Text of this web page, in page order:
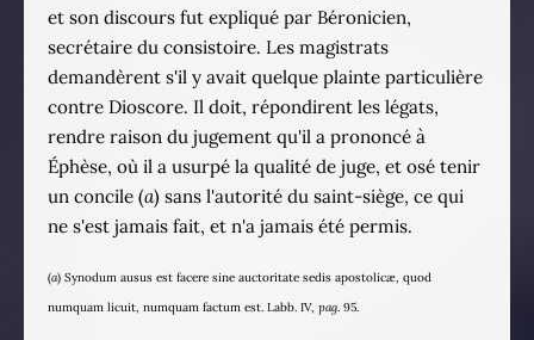
et son discours fut expliqué par Béronicien,
secrétaire du consistoire. Les magistrats
demandèrent s'il y avait quelque plainte particulière
contre Dioscore. Il doit, répondirent les légats,
rendre raison du jugement qu'il a prononcé à
Éphèse, où il a usurpé la qualité de juge, et osé tenir
un concile (a) sans l'autorité du saint-siège, ce qui
ne s'est jamais fait, et n'a jamais été permis.
(a) Synodum ausus est facere sine auctoritate sedis apostolicæ, quod
numquam licuit, numquam factum est. Labb. IV, pag. 95.